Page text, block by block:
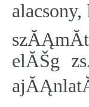
elĂŠg